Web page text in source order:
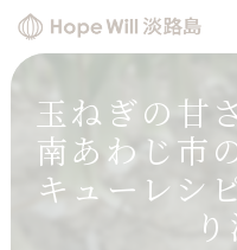
玉ねぎの甘
南あわじ市
キューレシ